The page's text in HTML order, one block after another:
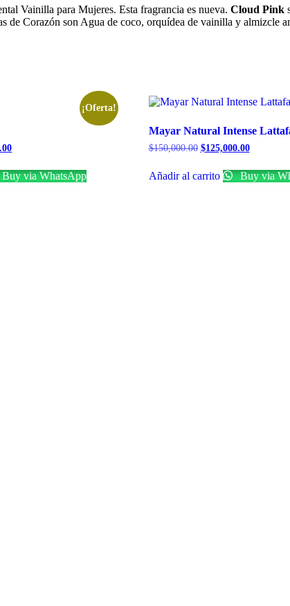
Vainilla para Mujeres. Esta fragrancia es nueva. Cloud Pink
de Corazón son Agua de coco, orquídea de vainilla y almizcle
¡Oferta!
Buy via WhatsApp
Mayar Natural Intense
$150,000.00 $125,000.00
Añadir al carrito Buy via